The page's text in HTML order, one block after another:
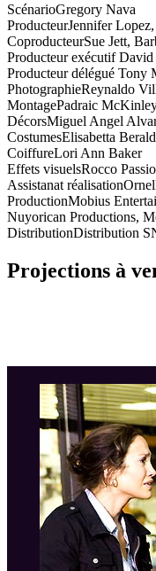
ScénarioGregory Nava
ProducteurJennifer
CoproducteurSue Jett,
Producteur exécutif
Producteur délégué Tony
PhotographieReynaldo
MontagePadraic
DécorsMiguel Angel
CostumesElisabetta
CoiffureLori Ann Baker
Effets visuelsRocco
Assistanat réalisation
ProductionMobius
Nuyorican Productions,
DistributionDistribution
Projections à